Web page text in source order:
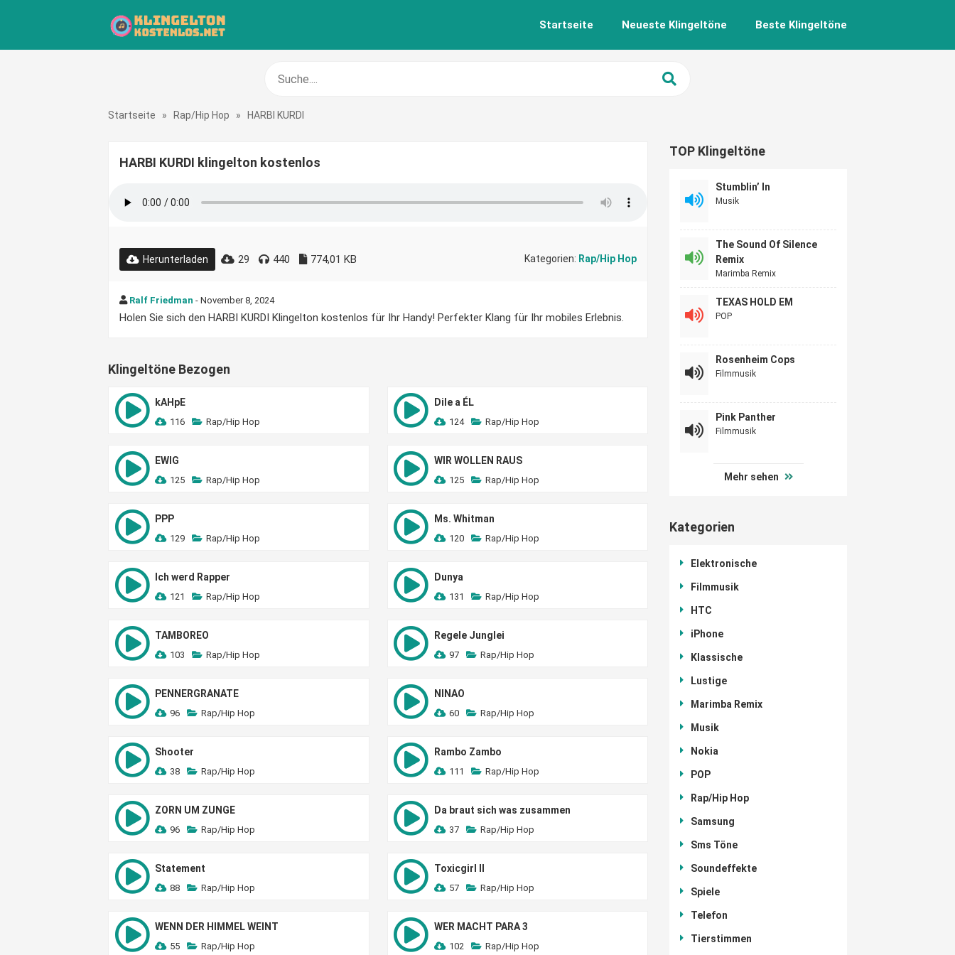
Startseite Neueste Klingeltöne Beste Klingeltöne
Startseite » Rap/Hip Hop » HARBI KURDI
HARBI KURDI klingelton kostenlos
Herunterladen 29 440 774,01 KB Kategorien: Rap/Hip Hop
Ralf Friedman - November 8, 2024
Holen Sie sich den HARBI KURDI Klingelton kostenlos für Ihr Handy! Perfekter Klang für Ihr mobiles Erlebnis.
Klingeltöne Bezogen
kAHpE
116 Rap/Hip Hop
Dile a ÉL
124 Rap/Hip Hop
EWIG
125 Rap/Hip Hop
WIR WOLLEN RAUS
125 Rap/Hip Hop
PPP
129 Rap/Hip Hop
Ms. Whitman
120 Rap/Hip Hop
Ich werd Rapper
121 Rap/Hip Hop
Dunya
131 Rap/Hip Hop
TAMBOREO
103 Rap/Hip Hop
Regele Junglei
97 Rap/Hip Hop
PENNERGRANATE
96 Rap/Hip Hop
NINAO
60 Rap/Hip Hop
Shooter
38 Rap/Hip Hop
Rambo Zambo
111 Rap/Hip Hop
ZORN UM ZUNGE
96 Rap/Hip Hop
Da braut sich was zusammen
37 Rap/Hip Hop
Statement
88 Rap/Hip Hop
Toxicgirl II
57 Rap/Hip Hop
WENN DER HIMMEL WEINT
55 Rap/Hip Hop
WER MACHT PARA 3
102 Rap/Hip Hop
TOP Klingeltöne
Stumblin’ In
Musik
The Sound Of Silence
Remix
Marimba Remix
TEXAS HOLD EM
POP
Rosenheim Cops
Filmmusik
Pink Panther
Filmmusik
Mehr sehen
Kategorien
Elektronische
Filmmusik
HTC
iPhone
Klassische
Lustige
Marimba Remix
Musik
Nokia
POP
Rap/Hip Hop
Samsung
Sms Töne
Soundeffekte
Spiele
Telefon
Tierstimmen